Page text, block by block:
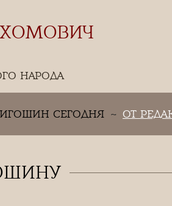
НАРОДА
СЕГОДНЯ ОТ